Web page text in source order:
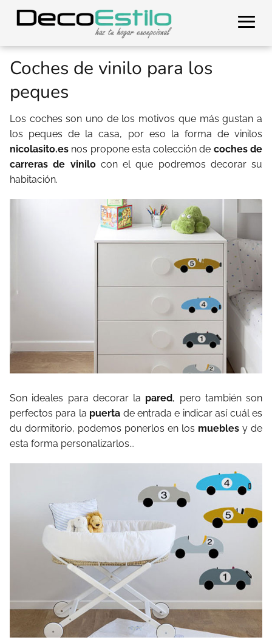
Coches de vinilo para los
peques
Los coches son uno de los motivos que más gustan a
los peques de la casa, por eso la forma de vinilos
nicolasito.es nos propone esta colección de coches de
carreras de vinilocon el que podremos decorar su
habitación.
Son ideales para decorar la pared, pero también son
perfectos para la puerta de entrada e indicar así cuál es
du dormitorio, podemos ponerlos en los muebles y de
esta forma personalizarlos...